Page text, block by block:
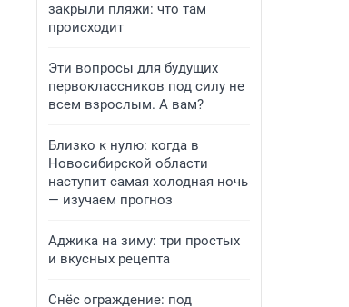
закрыли пляжи: что там
происходит
Эти вопросы для будущих
первоклассников под силу не
всем взрослым. А вам?
Близко к нулю: когда в
Новосибирской области
наступит самая холодная ночь
— изучаем прогноз
Аджика на зиму: три простых
и вкусных рецепта
Снёс ограждение: под